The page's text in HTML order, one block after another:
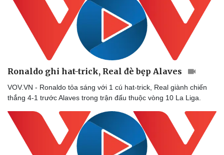
Ronaldo ghi hat-trick, Real đè bẹp Alaves
VOV.VN - Ronaldo tỏa sáng với 1 cú hat-trick, Real giành chiến
thắng 4-1 trước Alaves trong trận đấu thuộc vòng 10 La Liga.